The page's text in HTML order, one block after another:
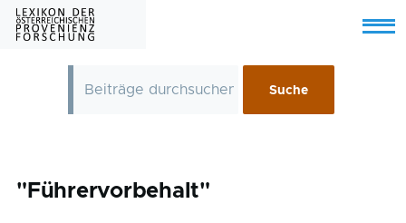
Skip to main content
Menu
"Führervorbehalt"